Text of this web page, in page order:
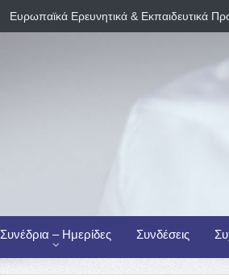
Ευρωπαϊκά Ερευνητικά & Εκπαιδευτικά
Συνέδρια – Ημερίδες Συνδέσεις